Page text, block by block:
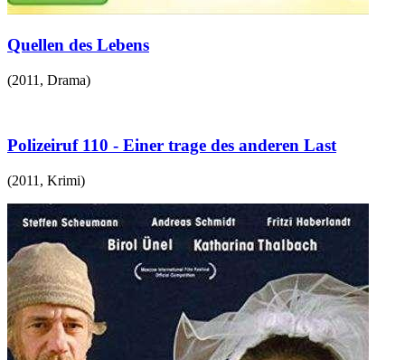
Quellen des Lebens
(2011 , Drama)
Polizeiruf 110 - Einer trage des anderen Last
(2011 , Krimi)